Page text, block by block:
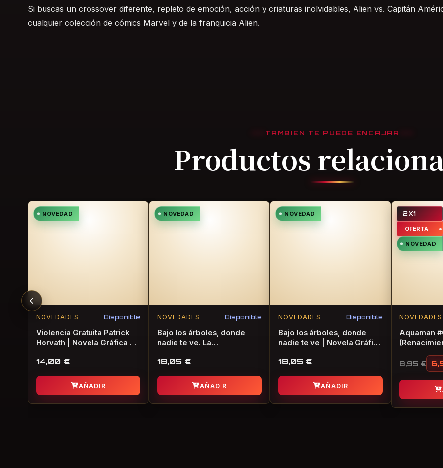
Si buscas un crossover diferente, repleto de emoción, acción y criaturas inolvidables, Alien vs. Capitán
cualquier colección de cómics Marvel y de la franquicia Alien.
TAMBIEN TE PUEDE ENCAJAR
Productos
NOVEDAD
NOVEDADES Disponible
Violencia Gratuita Patrick
Horvath | Novela Gráfica de
14,00 €
AÑADIR
NOVEDAD
NOVEDADES Disponible
Bajo los árboles, donde
nadie te ve. La
primavera | Novela Gráfica
18,05 €
AÑADIR
NOVEDAD
NOVEDADES Disponible
Bajo los árboles, donde
nadie te ve | Novela Gráfica
18,05 €
AÑADIR
2X1
OFERTA
NOVEDAD
NOVEDADES
Aquaman
8,95€
El
El